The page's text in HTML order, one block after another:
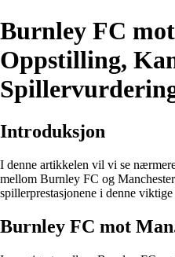
Burnley FC
Oppstilling,
Introduksjon
I denne artikkelen vil vi se
mellom Burnley FC og
spillerprestasjonene i denne viktige
Burnley FC mot